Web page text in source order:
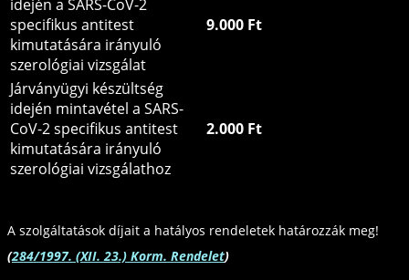
idején a SARS-CoV-2
specifikus antitest
kimutatására irányuló
szerológiai vizsgálat
9.000 Ft
Járványügyi készültség
idején mintavétel a SARS-
CoV-2 specifikus antitest
kimutatására irányuló
szerológiai vizsgálathoz
2.000 Ft
A szolgáltatások díjait a hatályos rendeletek határozzák meg!
(284/1997. (XII. 23.) Korm. Rendelet)